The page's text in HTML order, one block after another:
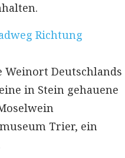
Deutschlands
in Stein gehauene
Trier, ein